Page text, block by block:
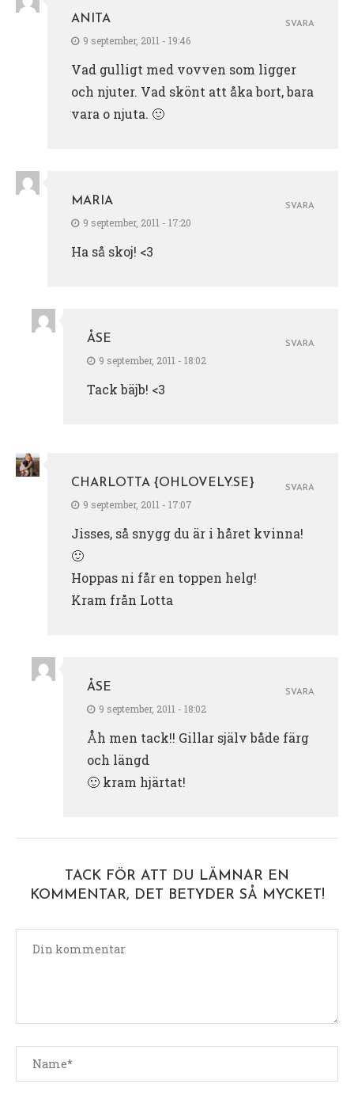
ANITA
9 september, 2011 - 19:46
Vad gulligt med vovven som ligger
och njuter. Vad skönt att åka bort, bara
vara o njuta. 🙂
SVARA
MARIA
9 september, 2011 - 17:20
Ha så skoj! <3
SVARA
ÅSE
9 september, 2011 - 18:02
Tack bäjb! <3
SVARA
CHARLOTTA {OHLOVELY.SE}
9 september, 2011 - 17:07
Jisses, så snygg du är i håret kvinna!
🙂
Hoppas ni får en toppen helg!
Kram från Lotta
SVARA
ÅSE
9 september, 2011 - 18:02
Åh men tack!! Gillar själv både färg
och längd
🙂 kram hjärtat!
SVARA
TACK FÖR ATT DU LÄMNAR EN
KOMMENTAR, DET BETYDER SÅ MYCKET!